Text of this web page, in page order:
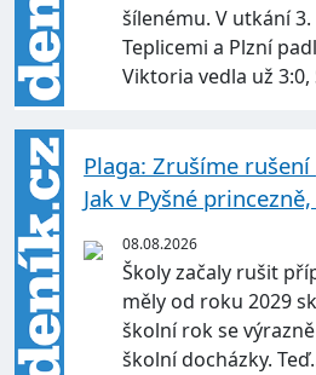
šílenému. V utkání
Teplicemi a Plzní
Viktoria vedla už
Plaga: Zrušíme
Jak v Pyšné
08.08.2026
Školy začaly rušit
měly od roku 2029
školní rok se
školní docházky.